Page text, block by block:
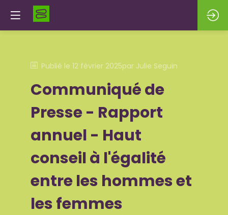
Publié le 12 février 2025par Julie Seguin
Communiqué de
Presse - Rapport
annuel - Haut
conseil à l'égalité
entre les hommes et
les femmes